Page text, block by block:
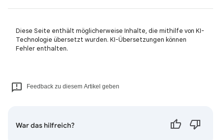
Diese Seite enthält möglicherweise Inhalte, die mithilfe von KI-
Technologie übersetzt wurden. KI-Übersetzungen können
Fehler enthalten.
Feedback zu diesem Artikel geben
War das hilfreich?